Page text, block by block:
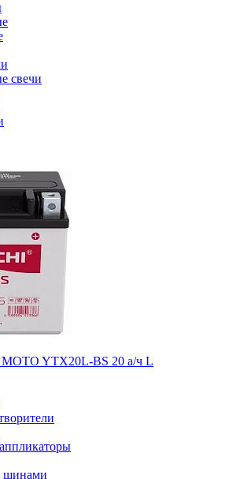
свечи
YTX20L-BS 20 а/ч L
шинами